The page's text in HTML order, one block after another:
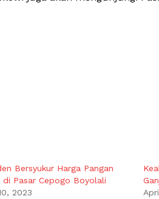
Bersyukur Harga Pangan
di Pasar Cepogo Boyolali
2023